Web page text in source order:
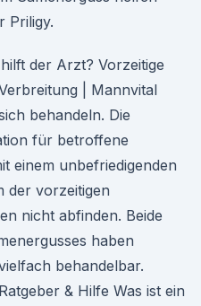
Priligy.
der Arzt? Vorzeitige
| Mannvital
behandeln. Die
für betroffene
einem unbefriedigenden
der vorzeitigen
nicht abfinden. Beide
haben
behandelbar.
& Hilfe Was ist ein